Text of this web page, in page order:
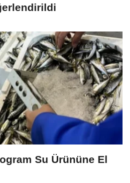
Su Ürününe El